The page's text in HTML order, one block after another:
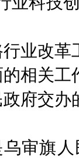
业改
相关工
府交办
审旗